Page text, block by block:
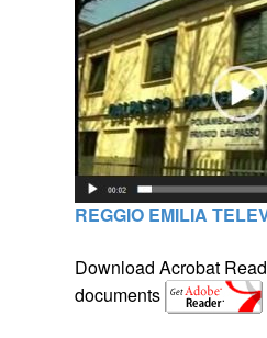
REGGIO EMILIA
Download Acrobat
documents